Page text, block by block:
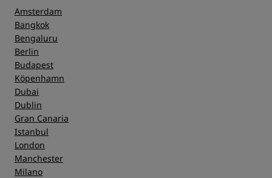
Amsterdam
Bangkok
Bengaluru
Berlin
Budapest
Köpenhamn
Dubai
Dublin
Gran Canaria
Istanbul
London
Manchester
Milano